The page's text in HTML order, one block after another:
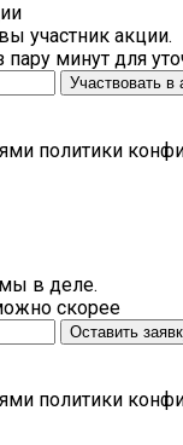
участник акции.
минут для
Участвовать в
политики
в деле.
скорее
Оставить
политики